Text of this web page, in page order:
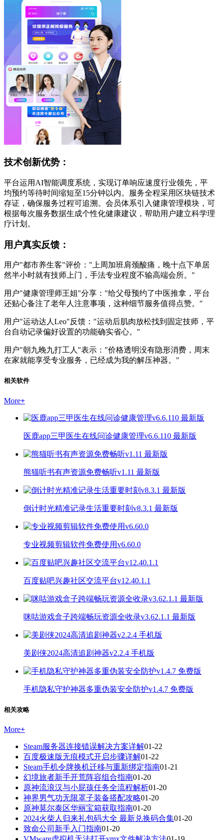
技术创新优势：
平台运用AI智能调度系统，实现订单响应速度行业领先，平
均预约等待时间缩短至15分钟以内。服务全程采用区块链技术
存证，确保服务过程可追溯。会员体系引入健康管理模块，可
根据每次服务数据生成个性化健康建议，帮助用户建立科学理
疗计划。
用户真实反馈：
用户"都市养生客"评价："上周加班肩颈酸痛，晚十点下单居
然半小时就有技师上门，手法专业程度不输高端会所。"
用户"健康管理师王姐"分享："给父母预约了中医推拿，平台
还贴心备注了老年人注意事项，这种细节服务值得点赞。"
用户"运动达人Leo"反馈："运动后肌肉放松找到固定技师，平
台自动记录偏好设置的功能确实省心。"
用户"朝九晚九打工人"表示："价格透明没有隐形消费，周末
在家就能享受专业服务，已经成为我的解压神器。"
相关软件
More+
医鹿app三甲医生在线问诊健康管理v6.6.110 最新版
熊猫听书有声资源免费畅听v1.11 最新版
倒计时光精准记录生活重要时刻v8.3.1 最新版
专业视频剪辑软件免费使用v6.60.0
百度贴吧兴趣社区交流平台v12.40.1.1
咪咕游戏盒子跨端畅玩资源全收录v3.62.1.1 最新版
美剧侠2024高清追剧神器v2.2.4 手机版
手机隐私守护神器多重伪装安全防护v1.4.7 免费版
相关攻略
More+
Steam服务器连接错误解决方案详解01-22
百度极速版无痕模式开启步骤详解01-22
Steam手机令牌换机迁移与重新绑定指南01-21
幻境旅者新手开荒阵容组合指南01-20
原神流浪汉与小屁孩任务全流程解析01-20
神界男气功无限罩子装备搭配攻略01-20
原神莫尔泰区华丽宝箱获取指南01-20
2024火柴人归来礼包码大全 最新兑换码合集01-20
致命公司新手入门指南01-20